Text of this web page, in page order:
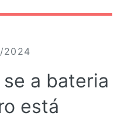
2024
a bateria
está